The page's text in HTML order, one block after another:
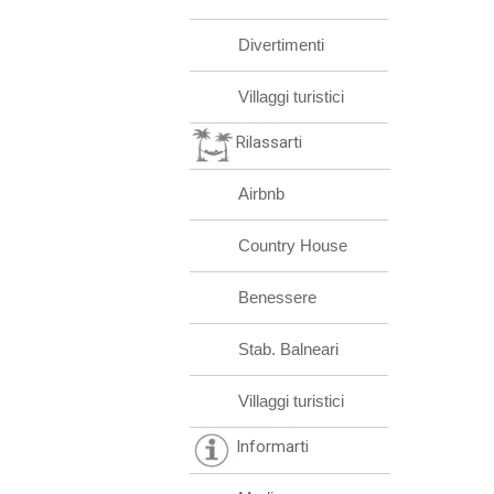
Divertimenti
Villaggi turistici
Rilassarti
Airbnb
Country House
Benessere
Stab. Balneari
Villaggi turistici
Informarti